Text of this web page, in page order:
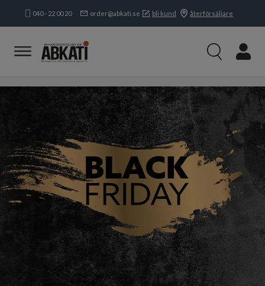
040 - 22 00 20 order@abkati.se bli kund återförsäljare
Produkter
Kampanjer
Kundservice & Kontakt
Om oss
Öppettider:
Mån-tors:8.15-16.30Fre:8.15-
16.00